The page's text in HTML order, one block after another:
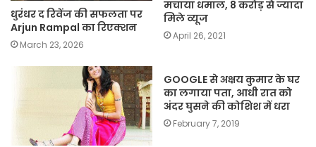
धुरंधर द रिवेंज की सफलता पर
Arjun Rampal का रिएक्शन
March 23, 2026
मचाया धमाल, 8 करोड़ से ज्यादा
मिले व्यूज
April 26, 2021
GOOGLE से अक्षय कुमार के घर
का लगाया पता, आधी रात को
अंदर घुसने की कोशिश में धरा
February 7, 2019